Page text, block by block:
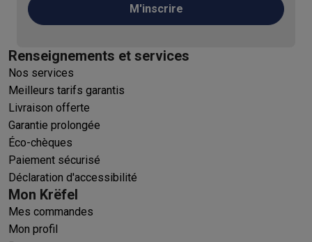
M'inscrire
Renseignements et services
Nos services
Meilleurs tarifs garantis
Livraison offerte
Garantie prolongée
Éco-chèques
Paiement sécurisé
Déclaration d'accessibilité
Mon Krëfel
Mes commandes
Mon profil